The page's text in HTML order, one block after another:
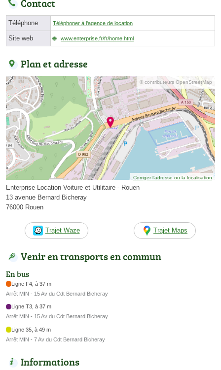
Contact
Téléphone Téléphoner à l'agence de location
Site web www.enterprise.fr/fr/home.html
Plan et adresse
© contributeurs OpenStreetMap
Corriger l’adresse ou la localisation
Enterprise Location Voiture et Utilitaire - Rouen
13 avenue Bernard Bicheray
76000 Rouen
Trajet Waze Trajet Maps
Venir en transports en commun
En bus
Ligne F4, à 37 m
Arrêt MIN - 15 Av du Cdt Bernard Bicheray
Ligne T3, à 37 m
Arrêt MIN - 15 Av du Cdt Bernard Bicheray
Ligne 35, à 49 m
Arrêt MIN - 7 Av du Cdt Bernard Bicheray
Informations